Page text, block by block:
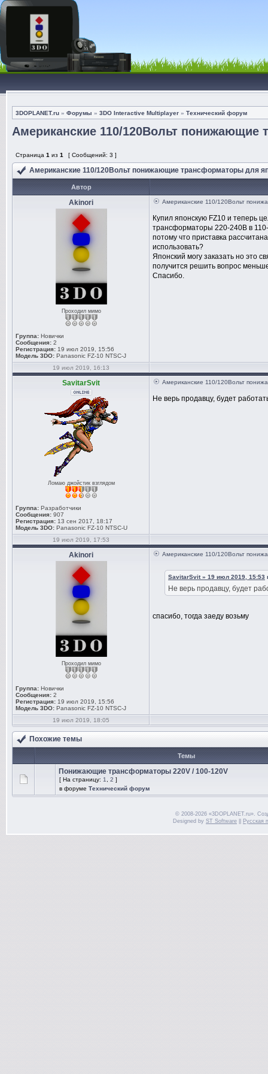
3DOPLANET.ru » Форумы » 3DO Interactive Multiplayer » Технический форум
Американские 110/120Вольт понижающие
Страница 1 из 1 [ Сообщений: 3 ]
Американские 110/120Вольт понижающие трансформаторы для
Автор
Akinori
Проходил мимо
Группа: Новички
Сообщения: 2
Регистрация: 19 июл 2019, 15:56
Модель 3DO: Panasonic FZ-10 NTSC-J
Американские 110/120Вольт
Купил японскую FZ10 и теперь
трансформаторы 220-240В в 110-
потому что приставка
использовать?
Японский могу заказать но это
получится решить вопрос
Спасибо.
19 июл 2019, 16:13
SavitarSvit
Ломаю джойстик взглядом
Группа: Разработчики
Сообщения: 907
Регистрация: 13 сен 2017, 18:17
Модель 3DO: Panasonic FZ-10 NTSC-U
Американские 110/120Вольт
Не верь продавцу, будет
19 июл 2019, 17:53
Akinori
Проходил мимо
Группа: Новички
Сообщения: 2
Регистрация: 19 июл 2019, 15:56
Модель 3DO: Panasonic FZ-10 NTSC-J
Американские 110/120Вольт
SavitarSvit » 19 июл 2019, 15:53
Не верь продавцу, будет
спасибо, тогда заеду возьму
19 июл 2019, 18:05
Похожие темы
Темы
Понижающие трансформаторы 220V / 100-120V
[ На страницу: 1 2 ]
в форуме Технический форум
© 2008-2026 «3DOPLANET.ru».
Designed by ST Software Русская